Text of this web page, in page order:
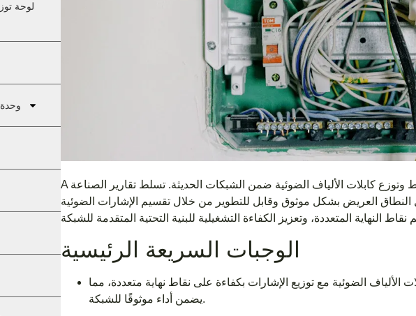
لوحة
A وتوزع كابلات الألياف الضوئية ضمن الشبكات الحديثة. تسلط تقارير الصناعة
العريض بشكل موثوق وقابل للتطوير من خلال تقسيم الإشارات الضوئية
الوجبات السريعة الرئيسية
الألياف الضوئية مع توزيع الإشارات بكفاءة على نقاط نهاية متعددة، مما
يضمن أداء موثوقًا للشبكة.